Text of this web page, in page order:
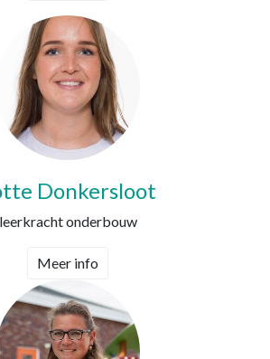
Donkersloot
leerkracht onderbouw
Meer info